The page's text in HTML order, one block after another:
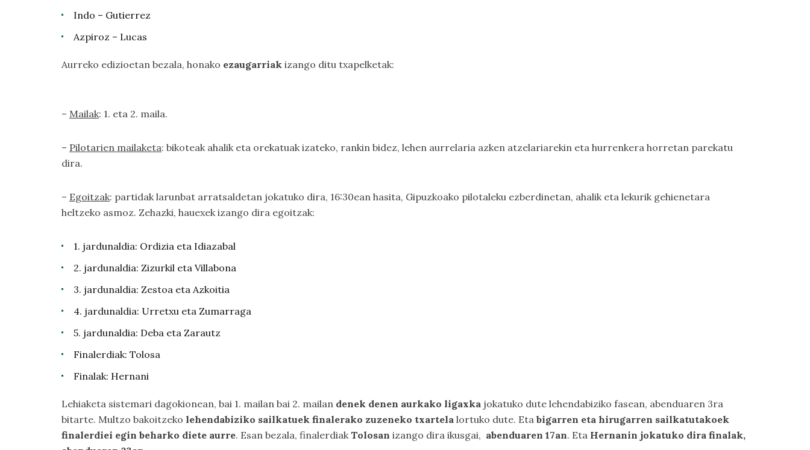
Indo – Gutierrez
Azpiroz – Lucas
Aurreko edizioetan bezala, honako ezaugarriak izango ditu txapelketak:
– Mailak: 1. eta 2. maila.
– Pilotarien mailaketa: bikoteak ahalik eta orekatuak izateko, rankin bidez, lehen aurrelaria azken atzelariarekin eta hurrenkera horretan parekatu
dira.
– Egoitzak: partidak larunbat arratsaldetan jokatuko dira, 16:30ean hasita, Gipuzkoako pilotaleku ezberdinetan, ahalik eta lekurik gehienetara
heltzeko asmoz. Zehazki, hauexek izango dira egoitzak:
1. jardunaldia: Ordizia eta Idiazabal
2. jardunaldia: Zizurkil eta Villabona
3. jardunaldia: Zestoa eta Azkoitia
4. jardunaldia: Urretxu eta Zumarraga
5. jardunaldia: Deba eta Zarautz
Finalerdiak: Tolosa
Finalak: Hernani
Lehiaketa sistemari dagokionean, bai 1. mailan bai 2. mailan denek denen aurkako ligaxka jokatuko dute lehendabiziko fasean, abenduaren 3ra
bitarte. Multzo bakoitzeko lehendabiziko sailkatuek finalerako zuzeneko txartela lortuko dute. Eta bigarren eta hirugarren sailkatutakoek
finalerdiei egin beharko diete aurre. Esan bezala, finalerdiak Tolosan izango dira ikusgai, abenduaren 17an. Eta Hernanin jokatuko dira finalak,